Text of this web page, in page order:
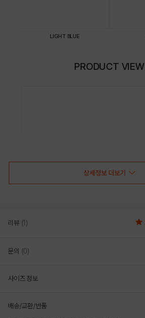
LIGHT BLUE
PRODUCT VIEW
상세정보 더보기
리뷰 (1)
문의 (0)
사이즈 정보
배송/교환/반품